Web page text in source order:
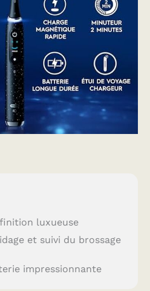
rectangulaires
classiques
luxueuse
et suivi du brossage
impressionnante